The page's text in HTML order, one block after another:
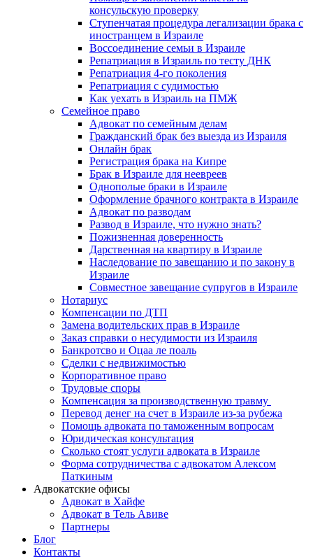
консульскую проверку
Ступенчатая процедура легализации брака с
иностранцем в Израиле
Воссоединение семьи в Израиле
Репатриация в Израиль по тесту ДНК
Репатриация 4-го поколения
Репатриация с судимостью
Как уехать в Израиль на ПМЖ
Семейное право
Адвокат по семейным делам
Гражданский брак без выезда из Израиля
Онлайн брак
Регистрация брака на Кипре
Брак в Израиле для неевреев
Однополые браки в Израиле
Оформление брачного контракта в Израиле
Адвокат по разводам
Развод в Израиле, что нужно знать?
Пожизненная доверенность
Дарственная на квартиру в Израиле
Наследование по завещанию и по закону в
Израиле
Совместное завещание супругов в Израиле
Нотариус
Компенсации по ДТП
Замена водительских прав в Израиле
Заказ справки о несудимости из Израиля
Банкротсво и Оцаа ле поаль
Сделки с недвижимостью
Корпоративное право
Трудовые споры
Компенсация за производственную травму
Перевод денег на счет в Израиле из-за рубежа
Помощь адвоката по таможенным вопросам
Юридическая консультация
Сколько стоят услуги адвоката в Израиле
Форма сотрудничества с адвокатом Алексом
Паткиным
Адвокатские офисы
Адвокат в Хайфе
Адвокат в Тель Авиве
Партнеры
Блог
Контакты